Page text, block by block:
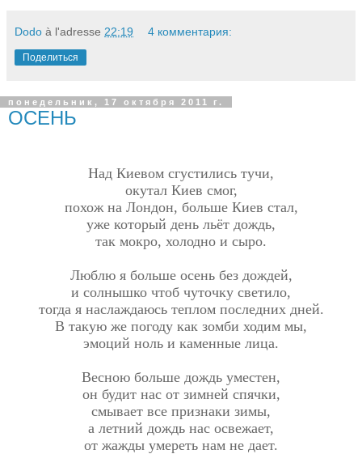
Dodo à l'adresse 22:19 4 комментария:
Поделиться
понедельник, 17 октября 2011 г.
ОСЕНЬ
Над Киевом сгустились тучи,
окутал Киев смог,
похож на Лондон, больше Киев стал,
уже который день льёт дождь,
так мокро, холодно и сыро.
Люблю я больше осень без дождей,
и солнышко чтоб чуточку светило,
тогда я наслаждаюсь теплом последних дней.
В такую же погоду как зомби ходим мы,
эмоций ноль и каменные лица.
Весною больше дождь уместен,
он будит нас от зимней спячки,
смывает все признаки зимы,
а летний дождь нас освежает,
от жажды умереть нам не дает.